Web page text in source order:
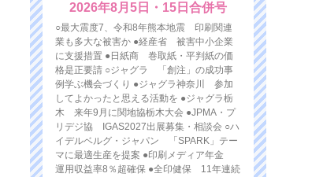
2026年8月5日・15日合併号
○最大震度7、令和8年熊本地震 印刷関連
業も多大な被害か ●経産省 被害中小企業
に支援措置 ●日紙商 巻取紙・平判紙の価
格是正要請 ○ジャグラ 「創注」の成功事
例学ぶ機会づくり ●ジャグラ神奈川 参加
してよかったと思える活動を ●ジャグラ栃
木 来年9月に関地協栃木大会 ●JPMA・プ
リデジ協 IGAS2027出展募集・相談会 ○ハ
イデルベルグ・ジャパン 「SPARK」テー
マに最適生産を提案 ●印刷メディア年金
運用収益率8％超確保 ●全印健保 11年連続